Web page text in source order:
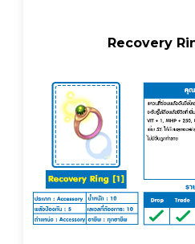
Recovery